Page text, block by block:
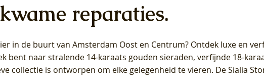
Lab Diamonds Oorhangers
S - Geelgoud (14k) met Lab
Diamant
Blush Lab Diamonds Ring
Geelgoud (14k) met Lab grown
Diamant
Lab Diamonds Ring LG1042Y –
(14k) met Lab grown
Blush Lab Diamonds
LG7027Y - Geelgoud (14k) met
grown Diamant
Lab Diamonds Ring LG1044Y –
(14k) met Lab grown
Blush Lab Diamonds
LG7026Y - Geelgoud (14k) met
grown Diamant
reparaties.
in de buurt van Amsterdam Oost en Centrum? Ontdek luxe en
bent naar stralende 14-karaats gouden sieraden, verfijnde 18-
collectie is ontworpen om elke gelegenheid te vieren. De Sialia